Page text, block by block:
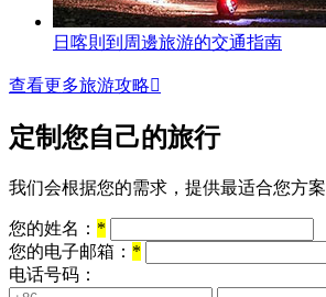
日喀則到周邊旅游的交通指南
查看更多旅游攻略
定制您自己的旅行
我们会根据您的需求，提供最适合您方案
您的姓名： *
您的电子邮箱： *
电话号码：